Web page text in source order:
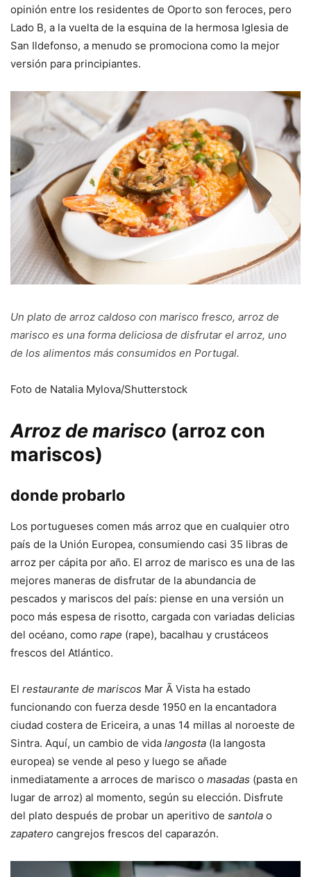
opinión entre los residentes de Oporto son feroces, pero
Lado B, a la vuelta de la esquina de la hermosa Iglesia de
San Ildefonso, a menudo se promociona como la mejor
versión para principiantes.
Un plato de arroz caldoso con marisco fresco, arroz de
marisco es una forma deliciosa de disfrutar el arroz, uno
de los alimentos más consumidos en Portugal.
Foto de Natalia Mylova/Shutterstock
Arroz de marisco (arroz con
mariscos)
donde probarlo
Los portugueses comen más arroz que en cualquier otro
país de la Unión Europea, consumiendo casi 35 libras de
arroz per cápita por año. El arroz de marisco es una de las
mejores maneras de disfrutar de la abundancia de
pescados y mariscos del país: piense en una versión un
poco más espesa de risotto, cargada con variadas delicias
del océano, como rape (rape), bacalhau y crustáceos
frescos del Atlántico.
El restaurante de mariscos Mar Ã Vista ha estado
funcionando con fuerza desde 1950 en la encantadora
ciudad costera de Ericeira, a unas 14 millas al noroeste de
Sintra. Aquí, un cambio de vida langosta (la langosta
europea) se vende al peso y luego se añade
inmediatamente a arroces de marisco o masadas (pasta en
lugar de arroz) al momento, según su elección. Disfrute
del plato después de probar un aperitivo de santola o
zapatero cangrejos frescos del caparazón.